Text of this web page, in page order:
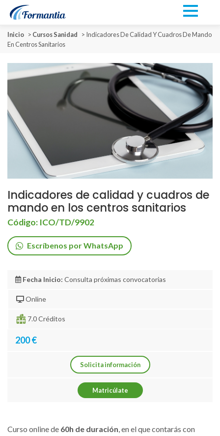
Inicio > Cursos Sanidad > Indicadores De Calidad Y Cuadros De Mando
En Centros Sanitarios
Indicadores de calidad y cuadros de
mando en los centros sanitarios
Código: ICO/TD/9902
Escríbenos por WhatsApp
Fecha Inicio: Consulta próximas convocatorias
Online
7.0 Créditos
200 €
Solicita información
Matricúlate
Curso online de 60h de duración, en el que contarás con